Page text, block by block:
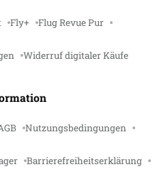
Fly+ Flug Revue Pur
Widerruf digitaler Käufe
Nutzungsbedingungen
Barrierefreiheitserklärung